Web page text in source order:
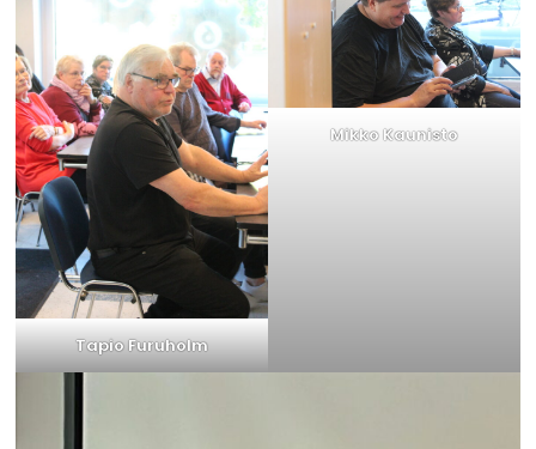
Tapio Furuholm
Mikko Kaunisto